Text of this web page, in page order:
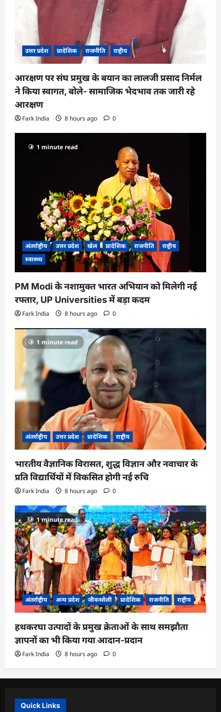
उत्तर प्रदेश प्रादेशिक राजनीति राष्ट्रीय
आरक्षण पर संघ प्रमुख के बयान का लालजी प्रसाद निर्मल
ने किया स्वागत, बोले- सामाजिक भेदभाव तक जारी रहे
आरक्षण
Fark India 8 hours ago 0
1 minute read
अंतर्राष्ट्रीय उत्तर प्रदेश खेल प्रादेशिक राजनीति
राष्ट्रीय
स्वास्थ्य
PM Modi के नशामुक्त भारत अभियान को मिलेगी नई
रफ्तार, UP Universities में बड़ा कदम
Fark India 8 hours ago 0
1 minute read
अंतर्राष्ट्रीय उत्तर प्रदेश प्रादेशिक राष्ट्रीय
भारतीय वैज्ञानिक विरासत, शुद्ध विज्ञान और नवाचार के
प्रति विद्यार्थियों में विकसित होगी नई रुचि
Fark India 8 hours ago 0
1 minute read
अंतर्राष्ट्रीय अन्य प्रदेश जीवनशैली प्रादेशिक राजनीति राष्ट्रीय
हथकरघा उत्पादों के प्रमुख क्रेताओं के साथ समझौता
ज्ञापनों का भी किया गया आदान-प्रदान
Fark India 8 hours ago 0
Quick Links